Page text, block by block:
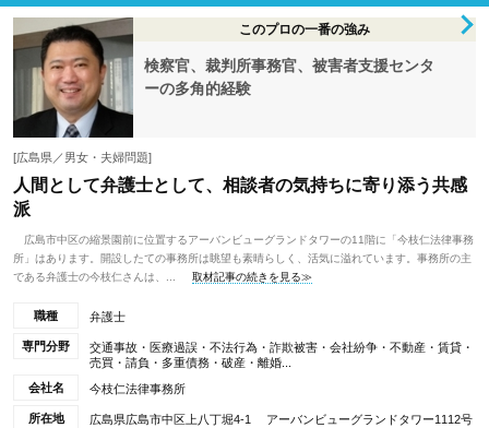
このプロの一番の強み
検察官、裁判所事務官、被害者支援センタ
ーの多角的経験
[広島県／男女・夫婦問題]
人間として弁護士として、相談者の気持ちに寄り添う共感
派
広島市中区の縮景園前に位置するアーバンビューグランドタワーの11階に「今枝仁法律事務
所」はあります。開設したての事務所は眺望も素晴らしく、活気に溢れています。事務所の主
である弁護士の今枝仁さんは、...
取材記事の続きを見る≫
職種 弁護士
専門分野
交通事故・医療過誤・不法行為・詐欺被害・会社紛争・不動産・賃貸・
売買・請負・多重債務・破産・離婚...
会社名
今枝仁法律事務所
所在地 広島県広島市中区上八丁堀4-1 アーバンビューグランドタワー1112号